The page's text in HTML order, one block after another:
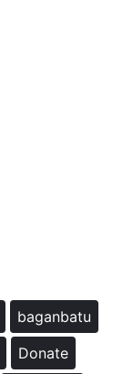
baganbatu
Donate